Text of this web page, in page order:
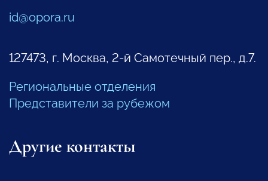
id@opora.ru
127473, г. Москва, 2-й Самотечный пер., д.7.
Региональные отделения
Представители за рубежом
Другие контакты